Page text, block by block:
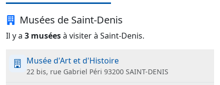
Musées de Saint-Denis
Il y a 3 muséesà visiter à Saint-Denis.
Musée d'Art et d'Histoire
22 bis, rue Gabriel Péri 93200 SAINT-DENIS